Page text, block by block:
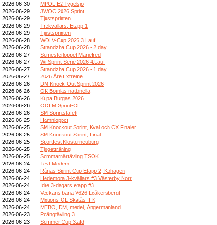
2026-06-30
MPOL E2 Tygelsjö
2026-06-29
JWOC 2026 Sprint
2026-06-29
Tjustsprinten
2026-06-29
Trekvällars, Etapp 1
2026-06-29
Tjustsprinten
2026-06-28
WOLV-Cup 2026 3.Lauf
2026-06-28
Strandzha Cup 2026 - 2 day
2026-06-27
Semesterloppet Mariefred
2026-06-27
Wr.Sprint-Serie 2026 4.Lauf
2026-06-27
Strandzha Cup 2026 - 1 day
2026-06-27
2026 Åre Extreme
2026-06-26
DM Knock-Out Sprint 2026
2026-06-26
OK Botnias nationella
2026-06-26
Kupa Burgas 2026
2026-06-26
OÖLM Sprint-OL
2026-06-26
SM Sprintstafett
2026-06-25
Hamnloppet
2026-06-25
SM Knockout Sprint, Kval och CX Finaler
2026-06-25
SM Knockout Sprint, Final
2026-06-25
Sportfest Klosterneuburg
2026-06-25
Tjogetträning
2026-06-25
Sommarnärtävling TSOK
2026-06-24
Test Modem
2026-06-24
Rånäs Sprint Cup Etapp 2, Kohagen
2026-06-24
Hedemora 3-kvällars #3 Västerby Norr
2026-06-24
Idre 3-dagars etapp #3
2026-06-24
Veckans bana V626 Leåkersbergt
2026-06-24
Motions-OL Skatås IFK
2026-06-24
MTBO, DM, medel, Ångermanland
2026-06-23
Poängtävling 3
2026-06-23
Sommer Cup 3.afd